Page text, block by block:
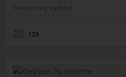
Toekomstig aanbod
125